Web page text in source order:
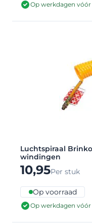
Op werkdagen vóór
Luchtspiraal
windingen
10,95Per stuk
Op voorraad
Op werkdagen vóór